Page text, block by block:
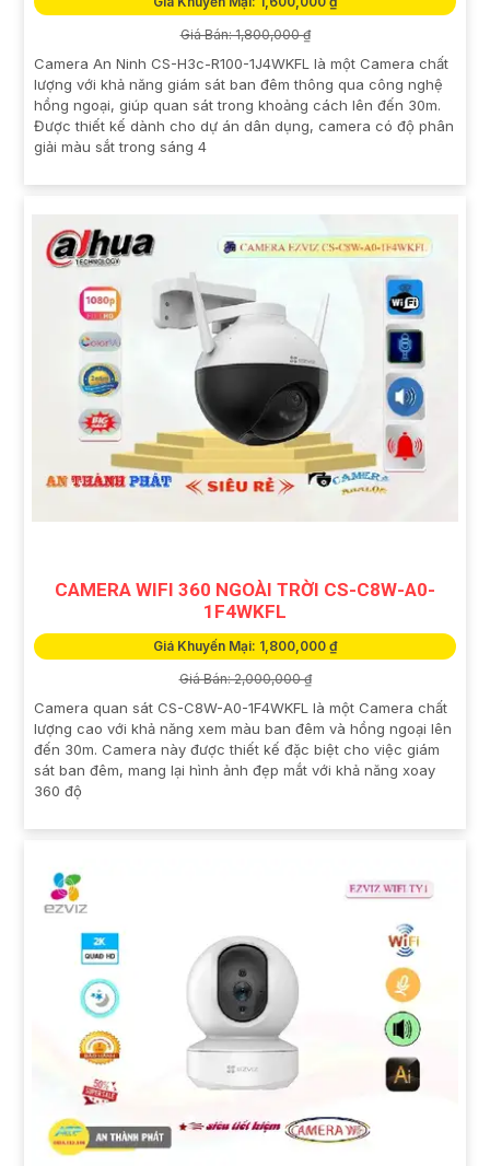
Giá Bán: 1,800,000 ₫
Camera An Ninh CS-H3c-R100-1J4WKFL là một Camera chất
lượng với khả năng giám sát ban đêm thông qua công nghệ
hồng ngoại, giúp quan sát trong khoảng cách lên đến 30m.
Được thiết kế dành cho dự án dân dụng, camera có độ phân
giải màu sắt trong sáng 4
CAMERA WIFI 360 NGOÀI TRỜI CS-C8W-A0-
1F4WKFL
Giá Khuyến Mại: 1,800,000 ₫
Giá Bán: 2,000,000 ₫
Camera quan sát CS-C8W-A0-1F4WKFL là một Camera chất
lượng cao với khả năng xem màu ban đêm và hồng ngoại lên
đến 30m. Camera này được thiết kế đặc biệt cho việc giám
sát ban đêm, mang lại hình ảnh đẹp mắt với khả năng xoay
360 độ